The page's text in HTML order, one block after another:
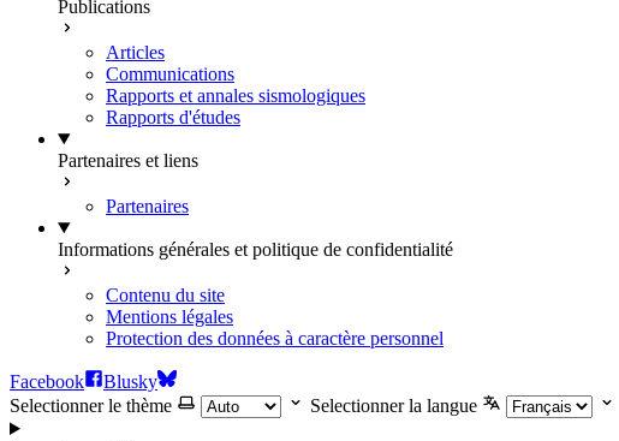
Publications
Articles
Communications
Rapports et annales sismologiques
Rapports d'études
Partenaires et liens
Partenaires
Informations générales et politique de confidentialité
Contenu du site
Mentions légales
Protection des données à caractère personnel
Facebook
Blusky
Selectionner le thème
Selectionner la langue